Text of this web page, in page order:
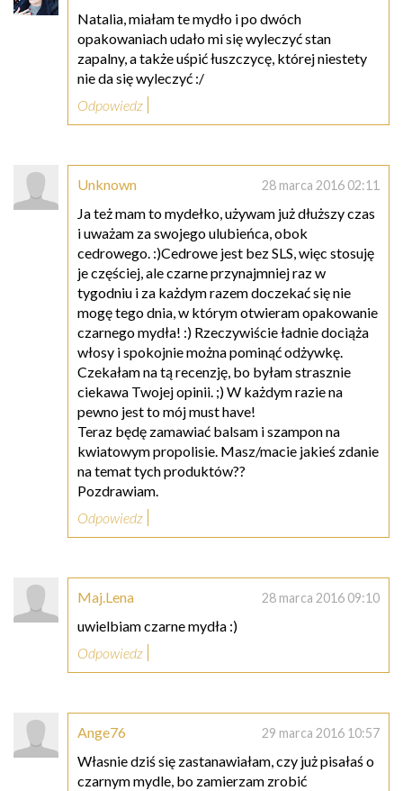
Natalia, miałam te mydło i po dwóch
opakowaniach udało mi się wyleczyć stan
zapalny, a także uśpić łuszczycę, której niestety
nie da się wyleczyć :/
Odpowiedz
Unknown 28 marca 2016 02:11
Ja też mam to mydełko, używam już dłuższy czas
i uważam za swojego ulubieńca, obok
cedrowego. :)Cedrowe jest bez SLS, więc stosuję
je częściej, ale czarne przynajmniej raz w
tygodniu i za każdym razem doczekać się nie
mogę tego dnia, w którym otwieram opakowanie
czarnego mydła! :) Rzeczywiście ładnie dociąża
włosy i spokojnie można pominąć odżywkę.
Czekałam na tą recenzję, bo byłam strasznie
ciekawa Twojej opinii. ;) W każdym razie na
pewno jest to mój must have!
Teraz będę zamawiać balsam i szampon na
kwiatowym propolisie. Masz/macie jakieś zdanie
na temat tych produktów??
Pozdrawiam.
Odpowiedz
Maj.Lena 28 marca 2016 09:10
uwielbiam czarne mydła :)
Odpowiedz
Ange76 29 marca 2016 10:57
Własnie dziś się zastanawiałam, czy już pisałaś o
czarnym mydle, bo zamierzam zrobić